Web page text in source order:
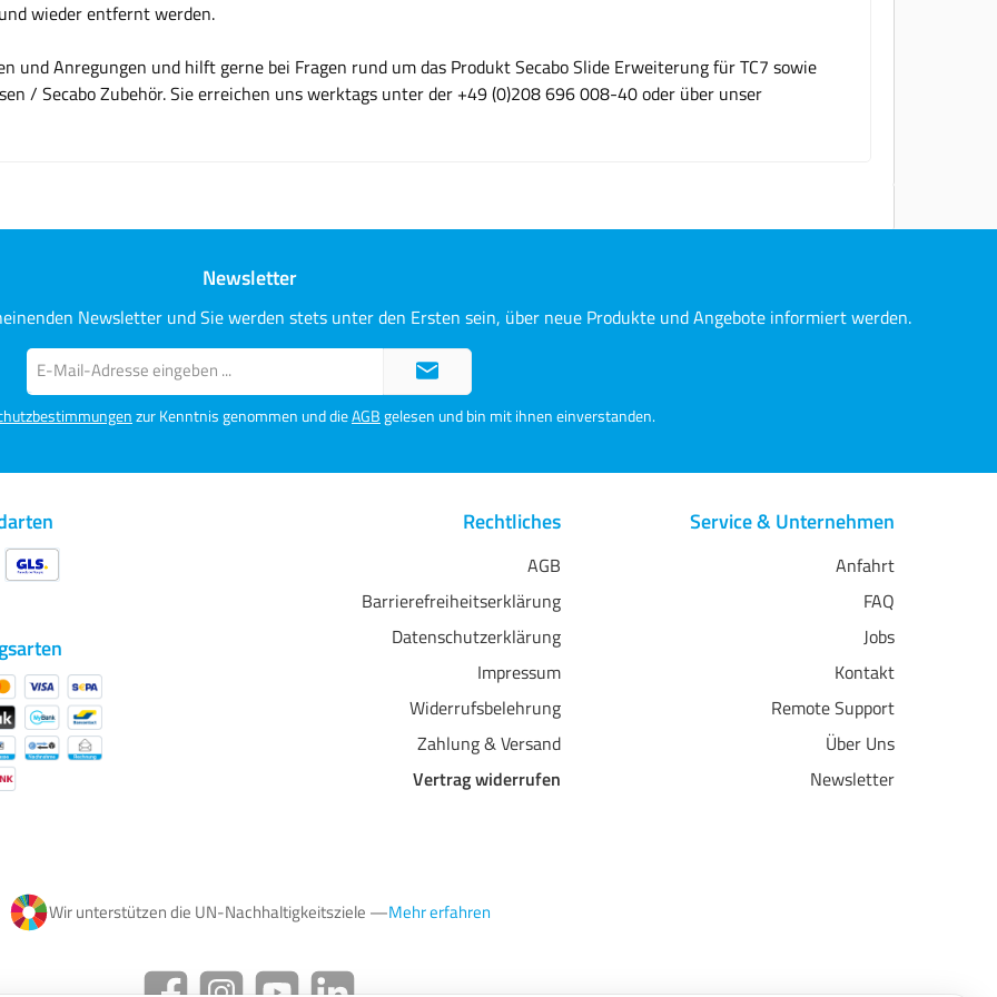
wieder entfernt werden.
und Anregungen und hilft gerne bei Fragen rund um das Produkt Secabo Slide Erweiterung für TC7 sowie
/ Secabo Zubehör. Sie erreichen uns werktags unter der +49 (0)208 696 008-40 oder über unser
Newsletter
Newsletter und Sie werden stets unter den Ersten sein, über neue Produkte und Angebote informiert werden.
Mail-
Adresse*
zur Kenntnis genommen und dieAGBgelesen und bin mit ihnen einverstanden.
Rechtliches
AGB
Barrierefreiheitserklärung
Datenschutzerklärung
Impressum
Widerrufsbelehrung
Zahlung & Versand
Vertrag widerrufen
Service & Unternehmen
Anfahrt
FAQ
Jobs
Kontakt
Remote Support
Über Uns
Newsletter
Wir unterstützen die UN-Nachhaltigkeitsziele —Mehr erfahren